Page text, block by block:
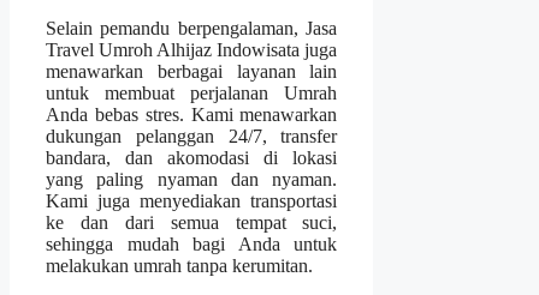
Selain pemandu berpengalaman, Jasa
Travel Umroh Alhijaz Indowisata juga
menawarkan berbagai layanan lain
untuk membuat perjalanan Umrah
Anda bebas stres. Kami menawarkan
dukungan pelanggan 24/7, transfer
bandara, dan akomodasi di lokasi
yang paling nyaman dan nyaman.
Kami juga menyediakan transportasi
ke dan dari semua tempat suci,
sehingga mudah bagi Anda untuk
melakukan umrah tanpa kerumitan.